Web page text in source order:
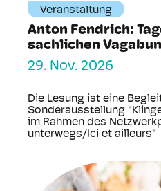
Veranstaltung
Anton Fendrich:
sachlichen
29. Nov. 2026
Die Lesung ist eine
Sonderausstellung
im Rahmen des
unterwegs/Ici et ailleurs"